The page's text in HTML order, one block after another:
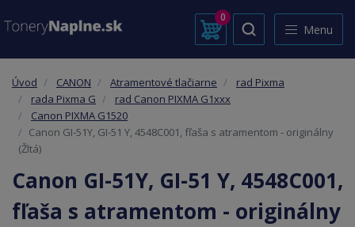
0
Menu
Úvod CANON Atramentové tlačiarne
rad Pixma
rada Pixma G
rad Canon PIXMA G1xxx
Canon PIXMA G1520
Canon GI-51Y, GI-51 Y, 4548C001, fľaša s atramentom - originálny
(Žltá)
Canon GI-51Y, GI-51 Y, 4548C001,
fľaša s atramentom - originálny